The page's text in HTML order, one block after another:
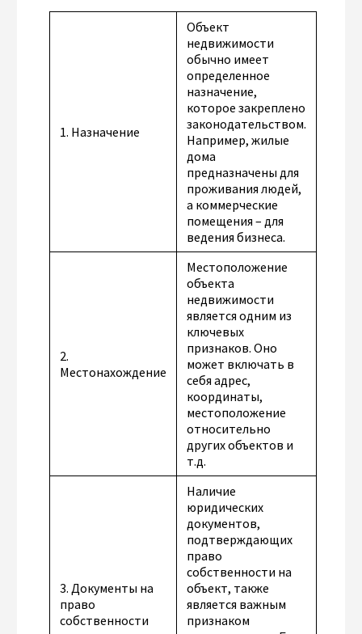
1. Назначение
Объект
недвижимости
обычно имеет
определенное
назначение,
которое закреплено
законодательством.
Например, жилые
дома
предназначены для
проживания людей,
а коммерческие
помещения – для
ведения бизнеса.
2.
Местонахождение
Местоположение
объекта
недвижимости
является одним из
ключевых
признаков. Оно
может включать в
себя адрес,
координаты,
местоположение
относительно
других объектов и
т.д.
3. Документы на
право
собственности
Наличие
юридических
документов,
подтверждающих
право
собственности на
объект, также
является важным
признаком